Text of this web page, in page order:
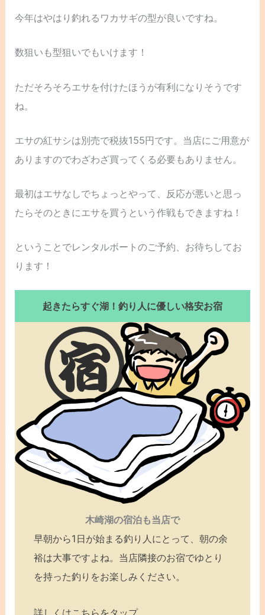
今年はやはり釣れるワカサギの型が良いですね。
数狙いも型狙いでもいけます！
ただそろそろエサを付けたほうが有利になりそうです
ね。
エサの紅サシは別売で税抜155円です。当店にご用意が
ありますのでわざわざ買ってくる必要もありません。
最初はエサなしでちょっとやって、反応が悪いと思っ
たらそのときにエサを買うという作戦もできますね！
ということでレンタルボートのご予約、お待ちしてお
ります！
起きたらすぐ湖！釣り人に優しい格安お宿
木崎湖の宿泊も当店で
早朝から1日が始まる釣り人にとって、朝の余
裕は大事ですよね。当店隣接のお宿でゆとり
を持った釣りをお楽しみください。
詳しくはこちらをタップ